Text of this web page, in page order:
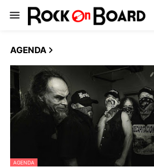
AGENDA
AGENDA